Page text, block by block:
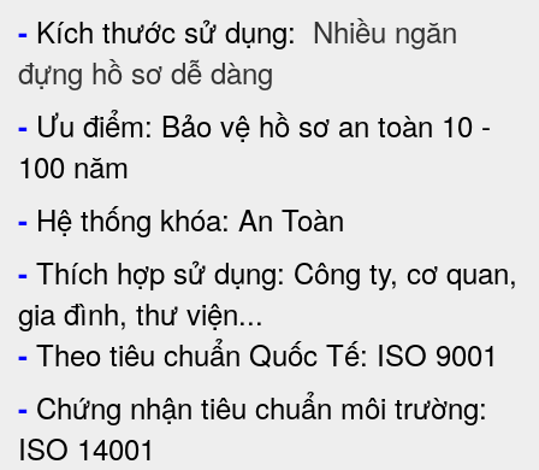
- Kích thước sử dụng: Nhiều ngăn
đựng hồ sơ dễ dàng
- Ưu điểm: Bảo vệ hồ sơ an toàn 10 -
100 năm
- Hệ thống khóa: An Toàn
- Thích hợp sử dụng: Công ty, cơ quan,
gia đình, thư viện...
- Theo tiêu chuẩn Quốc Tế: ISO 9001
- Chứng nhận tiêu chuẩn môi trường:
ISO 14001